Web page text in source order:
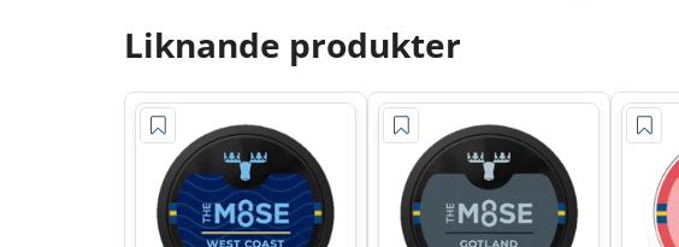
Liknande produkter